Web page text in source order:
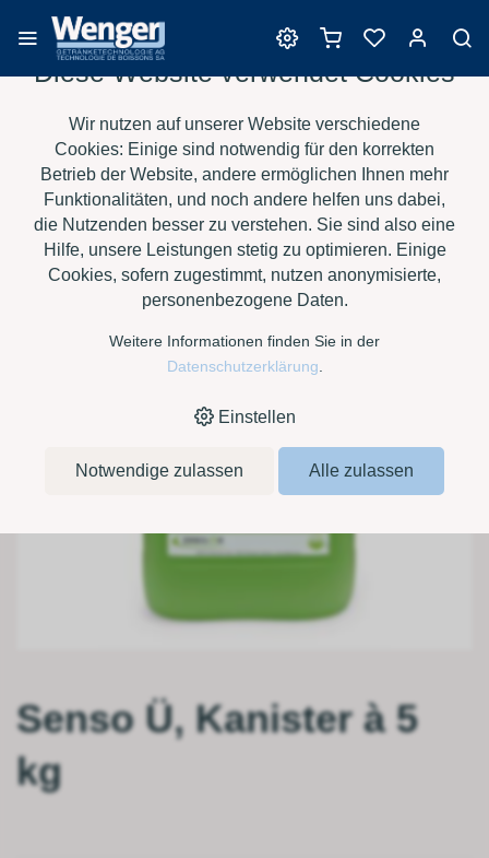
Produkte zur
Getränkeharmonisierung
HOME › E-SHOP › WEIN ›
PRODUKTE ZUR
GETRÄNKEHARMONISIERUNG › SENSO Ü, KANISTER À 5 KG
Senso Ü, Kanister à 5
kg
Diese Website verwendet Cookies
Wir nutzen auf unserer Website verschiedene
Cookies: Einige sind notwendig für den korrekten
Betrieb der Website, andere ermöglichen Ihnen mehr
Funktionalitäten, und noch andere helfen uns dabei,
die Nutzenden besser zu verstehen. Sie sind also eine
Hilfe, unsere Leistungen stetig zu optimieren. Einige
Cookies, sofern zugestimmt, nutzen anonymisierte,
personenbezogene Daten.
Weitere Informationen finden Sie in der
Datenschutzerklärung
Einstellen
Notwendige zulassen Alle zulassen